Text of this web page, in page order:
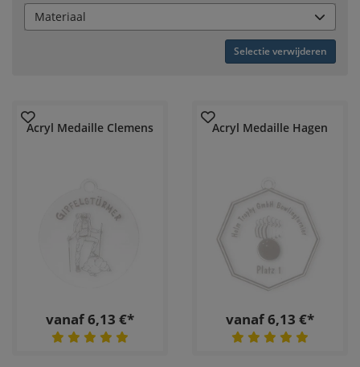
Materiaal
Selectie verwijderen
Acryl Medaille Clemens
vanaf 6,13 €*
Acryl Medaille Hagen
vanaf 6,13 €*